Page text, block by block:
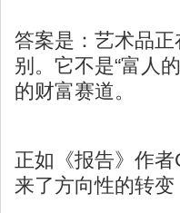
答案是：艺术品
别。它不是“富人
的财富赛道。
正如《报告》作
来了方向性的转